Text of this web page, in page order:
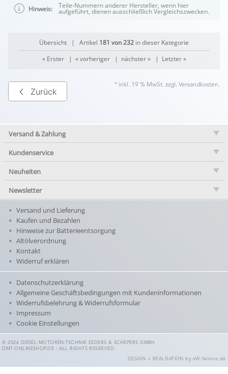
Hinweis: Teile-Nummern anderer Hersteller, wenn hier
aufgeführt, dienen ausschließlich Vergleichszwecken.
Übersicht | Artikel 181 von 232 in dieser Kategorie
« Erster| « vorheriger| nächster »| Letzter »
Zurück
* inkl. 19 % MwSt. zzgl. Versandkosten.
Versand & Zahlung
Kundenservice
Neuheiten
Newsletter
Versand und Lieferung
Kaufen und Bezahlen
Hinweise zur Batterieentsorgung
Altölverordnung
Kontakt
Widerruf erklären
Datenschutzerklärung
Allgemeine Geschäftsbedingungen mit Kundeninformationen
Widerrufsbelehrung & Widerrufsformular
Impressum
Cookie Einstellungen
© 2026 DIESEL-MOTOREN-TECHNIK ESDERS & SCHEPERS GMBH
DMT-ONLINESHOP.DE - ALL RIGHTS RESERVED.
DESIGN + REALISATION by eW-Service.de